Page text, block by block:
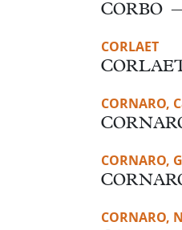
CORBO
CORLAET
CORNARO,
CORNARO,
CORNARO,